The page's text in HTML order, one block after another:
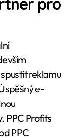
reklamu
e-
PPC Profits
PPC